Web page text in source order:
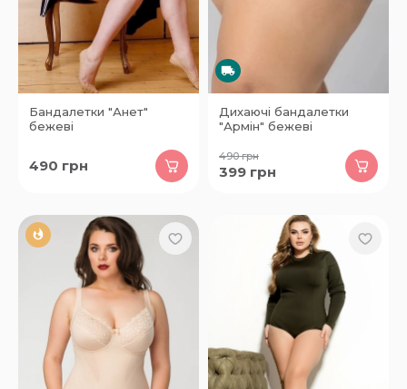
Бандалетки "Анет"
бежеві
490 грн
Дихаючі бандалетки
"Армін" бежеві
490грн
399 грн